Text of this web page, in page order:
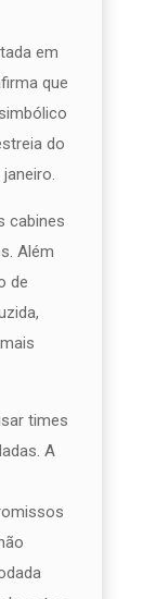
em
que
do
cabines
Além
de
times
A